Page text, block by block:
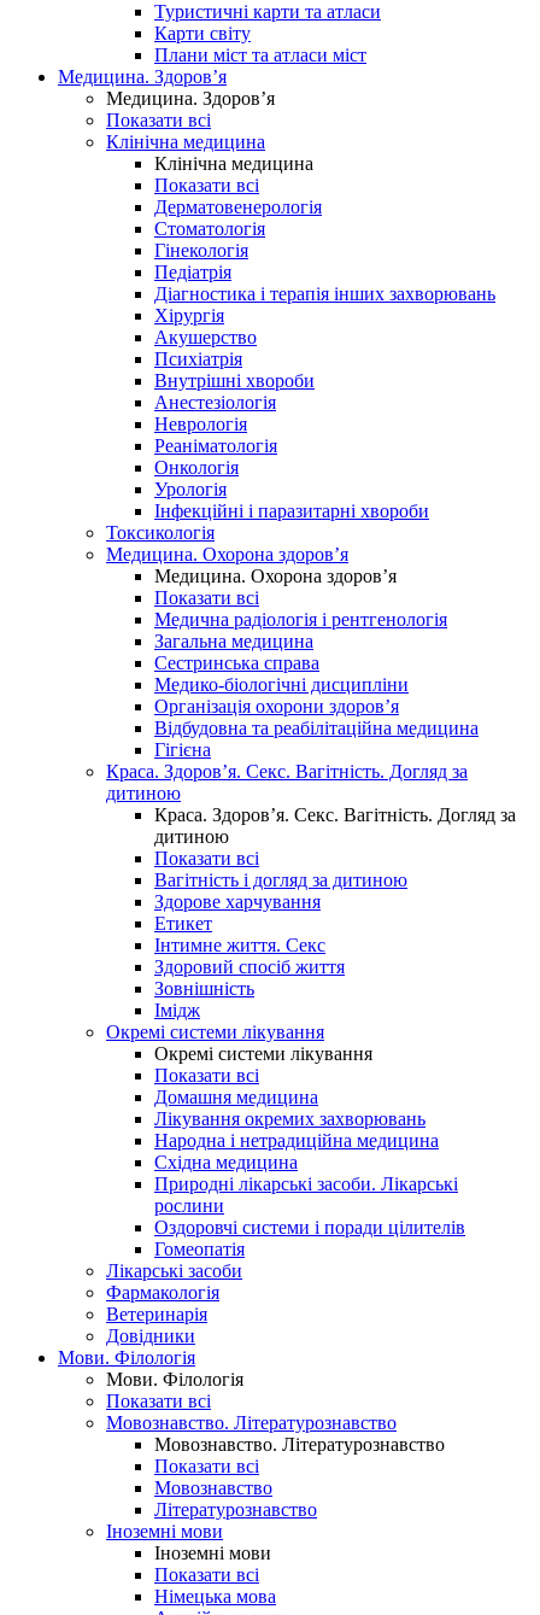
Туристичні карти та атласи
Карти світу
Плани міст та атласи міст
Медицина. Здоров’я
Медицина. Здоров’я
Показати всі
Клінічна медицина
Клінічна медицина
Показати всі
Дерматовенерологія
Стоматологія
Гінекологія
Педіатрія
Діагностика і терапія інших захворювань
Хірургія
Акушерство
Психіатрія
Внутрішні хвороби
Анестезіологія
Неврологія
Реаніматологія
Онкологія
Урологія
Інфекційні і паразитарні хвороби
Токсикологія
Медицина. Охорона здоров’я
Медицина. Охорона здоров’я
Показати всі
Медична радіологія і рентгенологія
Загальна медицина
Сестринська справа
Медико-біологічні дисципліни
Організація охорони здоров’я
Відбудовна та реабілітаційна медицина
Гігієна
Краса. Здоров’я. Секс. Вагітність. Догляд за
дитиною
Краса. Здоров’я. Секс. Вагітність. Догляд за
дитиною
Показати всі
Вагітність і догляд за дитиною
Здорове харчування
Етикет
Інтимне життя. Секс
Здоровий спосіб життя
Зовнішність
Імідж
Окремі системи лікування
Окремі системи лікування
Показати всі
Домашня медицина
Лікування окремих захворювань
Народна і нетрадиційна медицина
Східна медицина
Природні лікарські засоби. Лікарські
рослини
Оздоровчі системи і поради цілителів
Гомеопатія
Лікарські засоби
Фармакологія
Ветеринарія
Довідники
Мови. Філологія
Мови. Філологія
Показати всі
Мовознавство. Літературознавство
Мовознавство. Літературознавство
Показати всі
Мовознавство
Літературознавство
Іноземні мови
Іноземні мови
Показати всі
Німецька мова